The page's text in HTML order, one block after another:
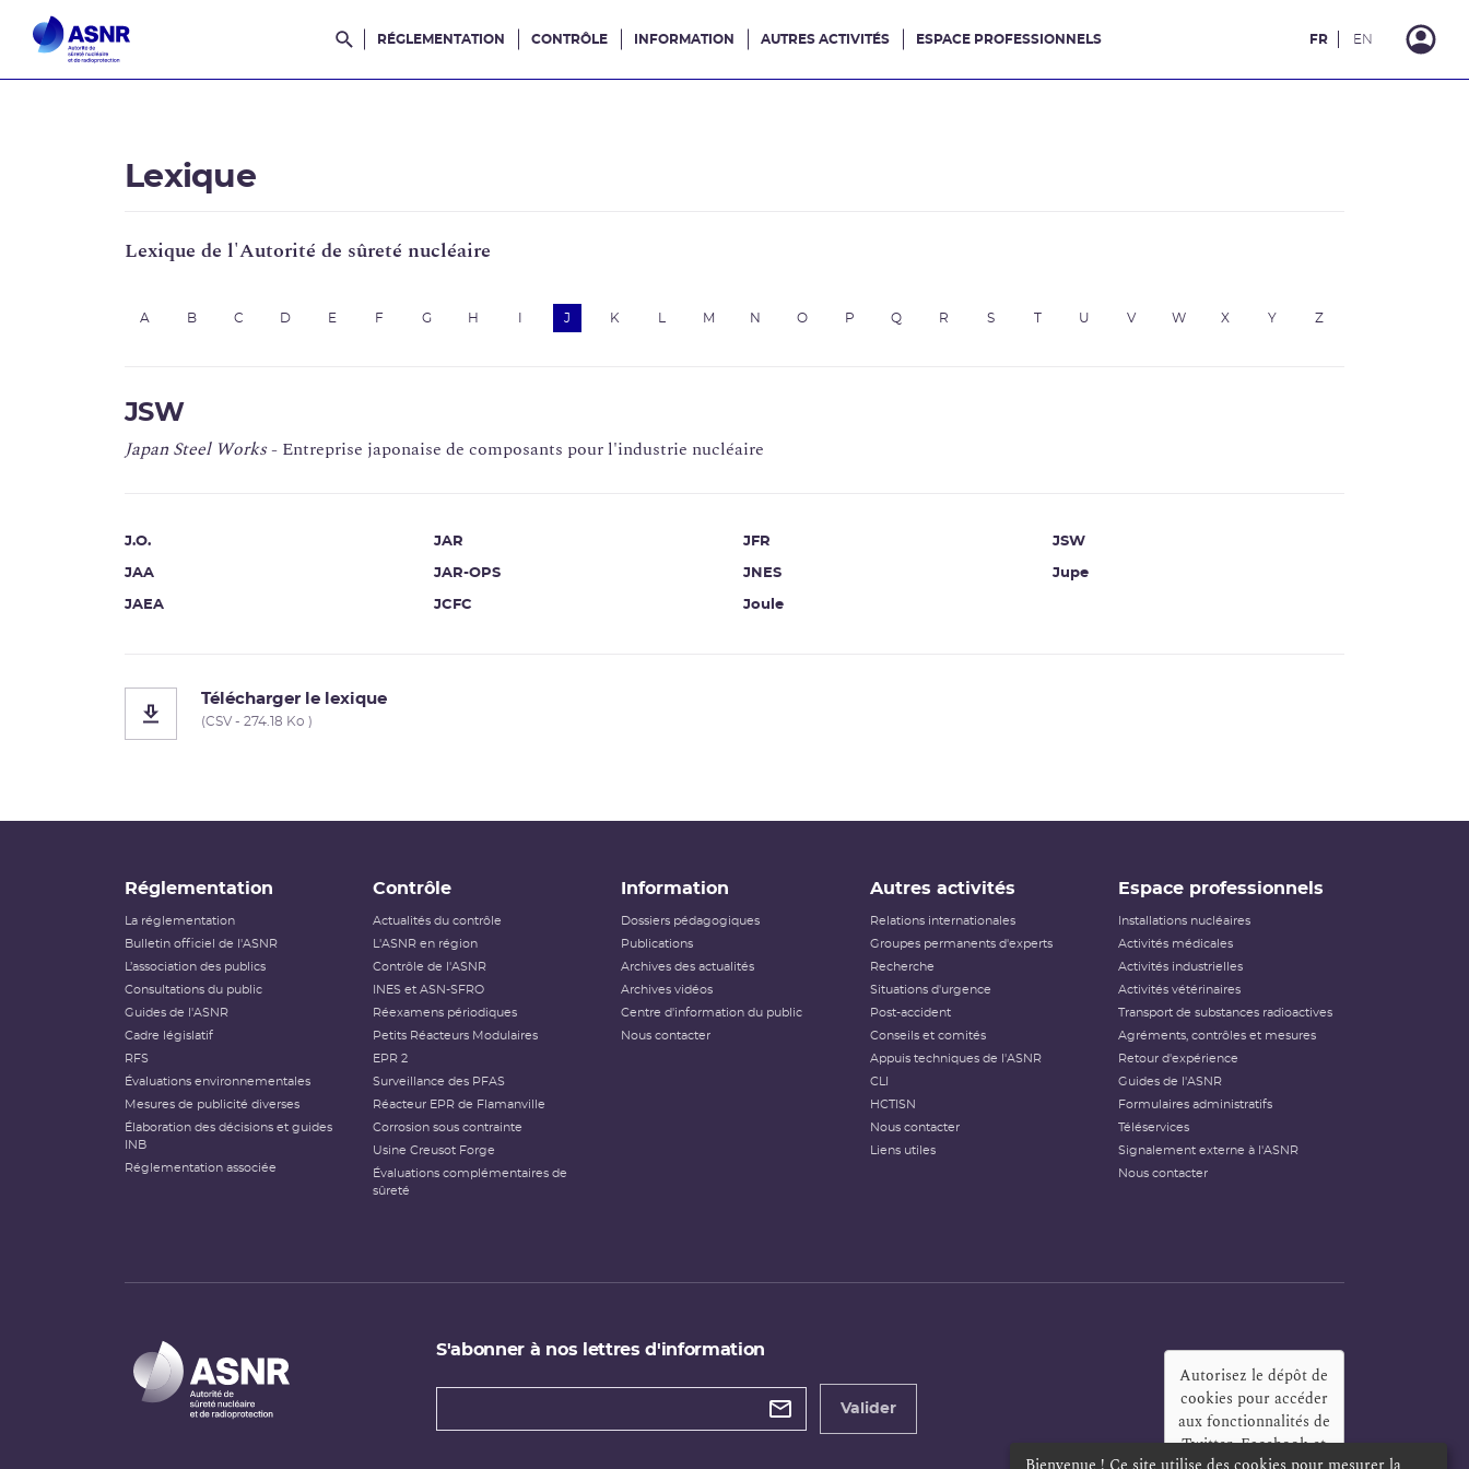
Rechercher dans le site
RÉGLEMENTATION CONTRÔLE INFORMATION AUTRES ACTIVITÉS ESPACE PROFESSIONNELS FR EN
Lexique
Lexique de l'Autorité de sûreté nucléaire
A B C D E F G H J K M N O P Q R S T U V W X Y Z
JSW
Japan Steel Works- Entreprise japonaise de composants pour l'industrie nucléaire
J.O.
JAA
JAEA
JAR
JAR-OPS
JCFC
JFR
JNES
Joule
JSW
Jupe
Télécharger le lexique
(CSV - 274.18 Ko )
Réglementation
La réglementation
Bulletin officiel de l'ASNR
L’association des publics
Consultations du public
Guides de l'ASNR
Cadre législatif
RFS
Évaluations environnementales
Mesures de publicité diverses
Élaboration des décisions et guides
INB
Réglementation associée
Contrôle
Actualités du contrôle
L'ASNR en région
Contrôle de l'ASNR
INES et ASN-SFRO
Réexamens périodiques
Petits Réacteurs Modulaires
EPR 2
Surveillance des PFAS
Réacteur EPR de Flamanville
Corrosion sous contrainte
Usine Creusot Forge
Évaluations complémentaires de
sûreté
Information
Dossiers pédagogiques
Publications
Archives des actualités
Archives vidéos
Centre d'information du public
Nous contacter
Autres activités
Relations internationales
Groupes permanents d'experts
Recherche
Situations d'urgence
Post-accident
Conseils et comités
Appuis techniques de l'ASNR
CLI
HCTISN
Nous contacter
Liens utiles
Espace professionnels
Installations nucléaires
Activités médicales
Activités industrielles
Activités vétérinaires
Transport de substances radioactives
Agréments, contrôles et mesures
Retour d'expérience
Guides de l'ASNR
Formulaires administratifs
Téléservices
Signalement externe à l'ASNR
Nous contacter
S'abonner à nos lettres d'information
Valider
Autorisez le dépôt de
cookies pour accéder
aux fonctionnalités de
Twitter, Facebook et